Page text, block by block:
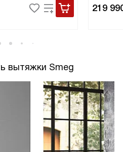
219
вытяжки Smeg